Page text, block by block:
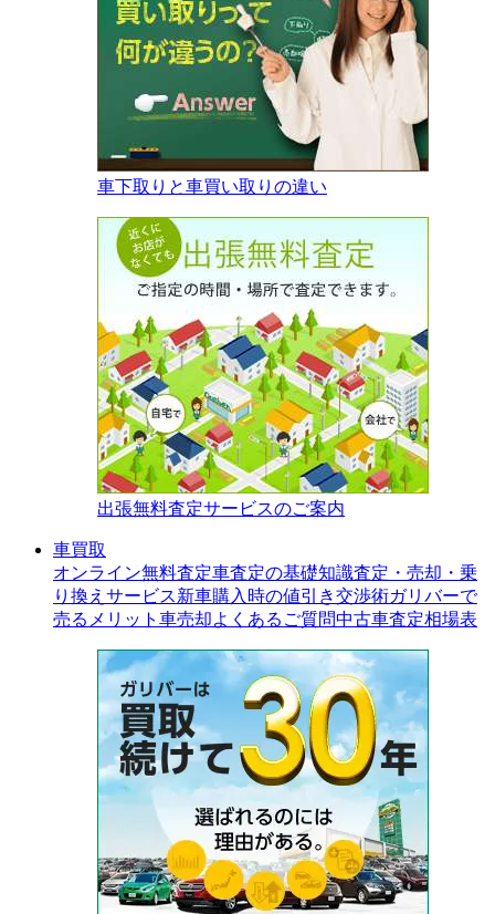
車下取りと車買い取りの違い
出張無料査定サービスのご案内
車買取
オンライン無料査定車査定の基礎知識査定・売却・乗
り換えサービス新車購入時の値引き交渉術ガリバーで
売るメリット 車売却よくあるご質問中古車査定相場表